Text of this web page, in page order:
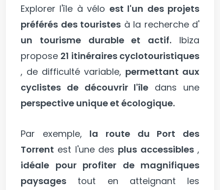
Explorer l'île à vélo est l'un des projets
préférés des touristes à la recherche d'
un tourisme durable et actif. Ibiza
propose 21 itinéraires cyclotouristiques
, de difficulté variable, permettant aux
cyclistes de découvrir l'île dans une
perspective unique et écologique.
Par exemple, la route du Port des
Torrent est l'une des plus accessibles,
idéale pour profiter de magnifiques
paysages tout en atteignant les